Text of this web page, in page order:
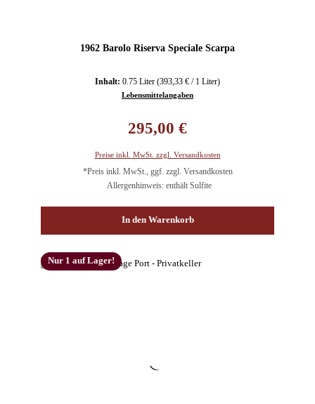
1962 Barolo Riserva Speciale Scarpa
Inhalt: 0.75 Liter (393,33 € / 1 Liter)
Lebensmittelangaben
295,00 €
Preise inkl. MwSt. zzgl. Versandkosten
*Preis inkl. MwSt., ggf. zzgl. Versandkosten
Allergenhinweis: enthält Sulfite
In den Warenkorb
Nur 1 auf Lager!